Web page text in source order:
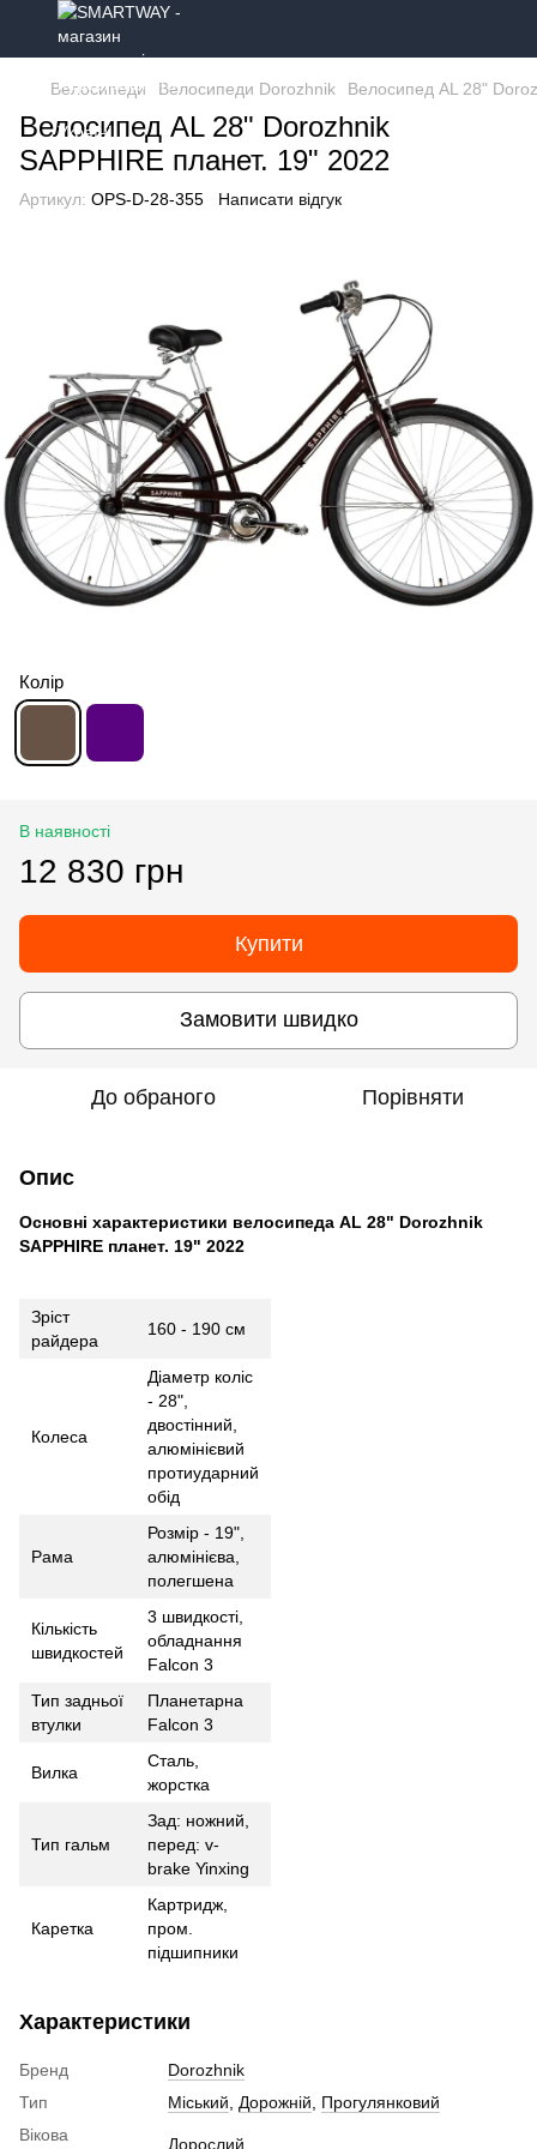
Велосипеди Велосипеди Dorozhnik Велосипед AL 28"
Велосипед AL 28" Dorozhnik
SAPPHIRE планет. 19" 2022
Артикул: OPS-D-28-355 Написати відгук
Колір
В наявності
12 830 грн
Купити
Замовити швидко
До обраного Порівняти
Опис
Основні характеристики велосипеда AL 28" Dorozhnik
SAPPHIRE планет. 19" 2022
Зріст
райдера
160 - 190 см
Колеса
Діаметр коліс
- 28",
двостінний,
алюмінієвий
протиударний
обід
Рама
Розмір - 19",
алюмінієва,
полегшена
Кількість
швидкостей
3 швидкості,
обладнання
Falcon 3
Тип задньої
втулки
Планетарна
Falcon 3
Вилка
Сталь,
жорстка
Тип гальм
Зад: ножний,
перед: v-
brake Yinxing
Каретка
Картридж,
пром.
підшипники
Характеристики
Бренд
Dorozhnik
Тип
Міський Дорожній
Прогулянковий
Вікова
Дорослий